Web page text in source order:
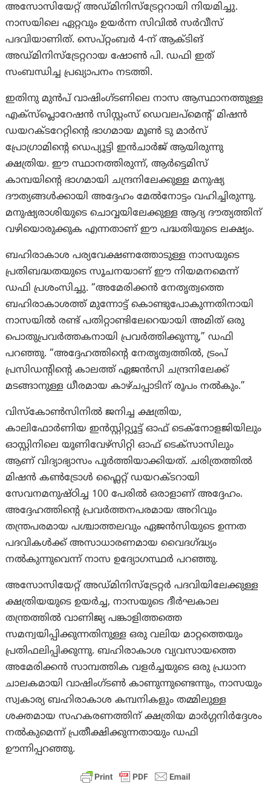
അസോസിയേറ്റ് അഡ്മിനിസ്ട്രേറ്ററായി നിയമിച്ചു.
നാസയിലെ ഏറ്റവും ഉയർന്ന സിവിൽ സർവീസ്
പദവിയാണിത്. സെപ്റ്റംബർ 4-ന് ആക്ടിങ്
അഡ്മിനിസ്ട്രേറ്ററായ ഷോൺ പി. ഡഫി ഇത്
സംബന്ധിച്ച പ്രഖ്യാപനം നടത്തി.
ഇതിനു മുൻപ് വാഷിംഗ്ടണിലെ നാസ ആസ്ഥാനത്തുള്ള
എക്സ്പ്ലൊറേഷൻ സിസ്റ്റംസ് ഡെവലപ്‌മെന്റ് മിഷൻ
ഡയറക്ടറേറ്റിന്റെ ഭാഗമായ മൂൺ ടു മാർസ്
പ്രോഗ്രാമിന്റെ ഡെപ്യൂട്ടി ഇൻചാർജ് ആയിരുന്നു
ക്ഷത്രിയ. ഈ സ്ഥാനത്തിരുന്ന്, ആർട്ടെമിസ്
കാമ്പയിന്റെ ഭാഗമായി ചന്ദ്രനിലേക്കുള്ള മനുഷ്യ
ദൗത്യങ്ങൾക്കായി അദ്ദേഹം മേൽനോട്ടം വഹിച്ചിരുന്നു.
മനുഷ്യരാശിയുടെ ചൊവ്വയിലേക്കുള്ള ആദ്യ ദൗത്യത്തിന്
വഴിയൊരുക്കുക എന്നതാണ് ഈ പദ്ധതിയുടെ ലക്ഷ്യം.
ബഹിരാകാശ പര്യവേക്ഷണത്തോടുള്ള നാസയുടെ
പ്രതിബദ്ധതയുടെ സൂചനയാണ് ഈ നിയമനമെന്ന്
ഡഫി പ്രശംസിച്ചു. “അമേരിക്കൻ നേതൃത്വത്തെ
ബഹിരാകാശത്ത് മുന്നോട്ട് കൊണ്ടുപോകുന്നതിനായി
നാസയിൽ രണ്ട് പതിറ്റാണ്ടിലേറെയായി അമിത് ഒരു
പൊതുപ്രവർത്തകനായി പ്രവർത്തിക്കുന്നു,” ഡഫി
പറഞ്ഞു. “അദ്ദേഹത്തിന്റെ നേതൃത്വത്തിൽ, ട്രംപ്
പ്രസിഡന്റിന്റെ കാലത്ത് ഏജൻസി ചന്ദ്രനിലേക്ക്
മടങ്ങാനുള്ള ധീരമായ കാഴ്ചപ്പാടിന് രൂപം നൽകും.”
വിസ്കോൺസിനിൽ ജനിച്ച ക്ഷത്രിയ,
കാലിഫോർണിയ ഇൻസ്റ്റിറ്റ്യൂട്ട് ഓഫ് ടെക്നോളജിയിലും
ഓസ്റ്റിനിലെ യൂണിവേഴ്സിറ്റി ഓഫ് ടെക്സാസിലും
ആണ് വിദ്യാഭ്യാസം പൂർത്തിയാക്കിയത്. ചരിത്രത്തിൽ
മിഷൻ കൺട്രോൾ ഫ്ലൈറ്റ് ഡയറക്ടറായി
സേവനമനുഷ്ഠിച്ച 100 പേരിൽ ഒരാളാണ് അദ്ദേഹം.
അദ്ദേഹത്തിന്റെ പ്രവർത്തനപരമായ അറിവും
തന്ത്രപരമായ പശ്ചാത്തലവും ഏജൻസിയുടെ ഉന്നത
പദവികൾക്ക് അസാധാരണമായ വൈദഗ്ദ്ധ്യം
നൽകുന്നുവെന്ന് നാസ ഉദ്യോഗസ്ഥർ പറഞ്ഞു.
അസോസിയേറ്റ് അഡ്മിനിസ്ട്രേറ്റർ പദവിയിലേക്കുള്ള
ക്ഷത്രിയയുടെ ഉയർച്ച, നാസയുടെ ദീർഘകാല
തന്ത്രത്തിൽ വാണിജ്യ പങ്കാളിത്തത്തെ
സമന്വയിപ്പിക്കുന്നതിനുള്ള ഒരു വലിയ മാറ്റത്തെയും
പ്രതിഫലിപ്പിക്കുന്നു. ബഹിരാകാശ വ്യവസായത്തെ
അമേരിക്കൻ സാമ്പത്തിക വളർച്ചയുടെ ഒരു പ്രധാന
ചാലകമായി വാഷിംഗ്ടൺ കാണുന്നുണ്ടെന്നും, നാസയും
സ്വകാര്യ ബഹിരാകാശ കമ്പനികളും തമ്മിലുള്ള
ശക്തമായ സഹകരണത്തിന് ക്ഷത്രിയ മാർഗ്ഗനിർദ്ദേശം
നൽകുമെന്ന് പ്രതീക്ഷിക്കുന്നതായും ഡഫി
ഊന്നിപ്പറഞ്ഞു.